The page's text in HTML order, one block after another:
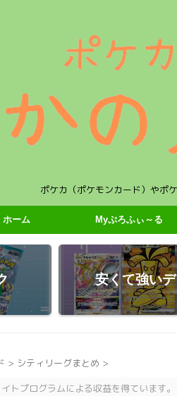
ポケカ（ポケモンカード）やポ
ホーム Myぷろふぃ～る
安くて強い
> シティリーグまとめ >
トプログラムによる収益を得ています。